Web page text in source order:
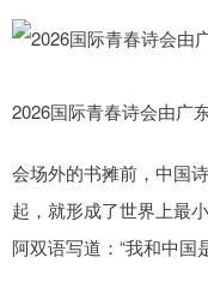
2026国际青春诗会由广
会场外的书摊前，中国
起，就形成了世界上最
阿双语写道：“我和中国